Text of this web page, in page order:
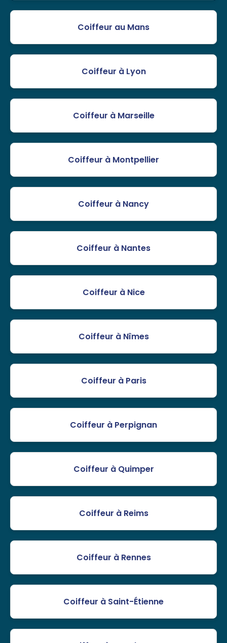
Coiffeur au Mans
Coiffeur à Lyon
Coiffeur à Marseille
Coiffeur à Montpellier
Coiffeur à Nancy
Coiffeur à Nantes
Coiffeur à Nice
Coiffeur à Nîmes
Coiffeur à Paris
Coiffeur à Perpignan
Coiffeur à Quimper
Coiffeur à Reims
Coiffeur à Rennes
Coiffeur à Saint-Étienne